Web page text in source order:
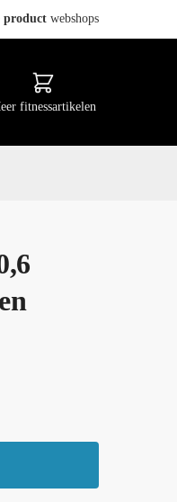
product webshops
fitnessartikelen